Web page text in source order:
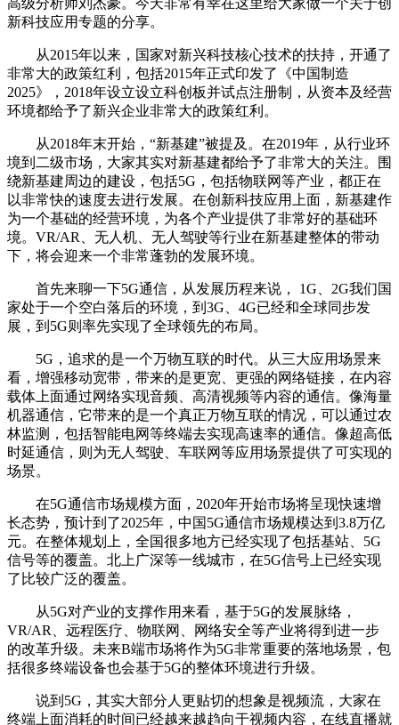
高级分析师刘杰豪。今天非常有幸在这里给大家做一个关于创
新科技应用专题的分享。
从2015年以来，国家对新兴科技核心技术的扶持，开通了
非常大的政策红利，包括2015年正式印发了《中国制造
2025》，2018年设立设立科创板并试点注册制，从资本及经营
环境都给予了新兴企业非常大的政策红利。
从2018年末开始，“新基建”被提及。在2019年，从行业环
境到二级市场，大家其实对新基建都给予了非常大的关注。围
绕新基建周边的建设，包括5G，包括物联网等产业，都正在
以非常快的速度去进行发展。在创新科技应用上面，新基建作
为一个基础的经营环境，为各个产业提供了非常好的基础环
境。VR/AR、无人机、无人驾驶等行业在新基建整体的带动
下，将会迎来一个非常蓬勃的发展环境。
首先来聊一下5G通信，从发展历程来说， 1G、2G我们国
家处于一个空白落后的环境，到3G、4G已经和全球同步发
展，到5G则率先实现了全球领先的布局。
5G，追求的是一个万物互联的时代。从三大应用场景来
看，增强移动宽带，带来的是更宽、更强的网络链接，在内容
载体上面通过网络实现音频、高清视频等内容的通信。像海量
机器通信，它带来的是一个真正万物互联的情况，可以通过农
林监测，包括智能电网等终端去实现高速率的通信。像超高低
时延通信，则为无人驾驶、车联网等应用场景提供了可实现的
场景。
在5G通信市场规模方面，2020年开始市场将呈现快速增
长态势，预计到了2025年，中国5G通信市场规模达到3.8万亿
元。在整体规划上，全国很多地方已经实现了包括基站、5G
信号等的覆盖。北上广深等一线城市，在5G信号上已经实现
了比较广泛的覆盖。
从5G对产业的支撑作用来看，基于5G的发展脉络，
VR/AR、远程医疗、物联网、网络安全等产业将得到进一步
的改革升级。未来B端市场将作为5G非常重要的落地场景，包
括很多终端设备也会基于5G的整体环境进行升级。
说到5G，其实大部分人更贴切的想象是视频流，大家在
终端上面消耗的时间已经越来越趋向于视频内容，在线直播就